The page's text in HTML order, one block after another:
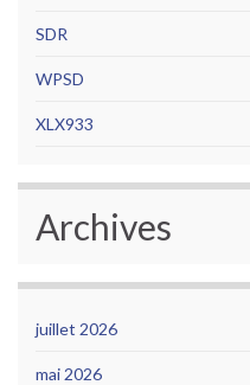
SDR
WPSD
XLX933
Archives
juillet 2026
mai 2026